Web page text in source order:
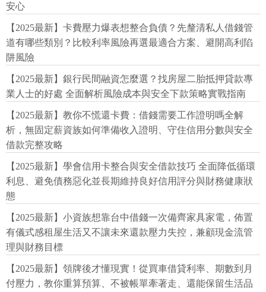
安心
【2025最新】卡費壓力爆表想整合負債？先釐清私人借錢管
道有哪些類別？比較利率風險再選最適合方案、避開高利陷
阱風險
【2025最新】銀行民間融資怎麼選？找房屋二胎抵押貸款專
業人士的好處 全面解析風險成本與安全下款策略實戰指南
【2025最新】教你不慌還卡費：借錢需要工作證明嗎全解
析，無固定薪資族如何準備收入證明、守住信用分數與安全
借款完整攻略
【2025最新】學會信用卡整合與安全借款技巧 全面降低循環
利息、避免債務惡化並長期維持良好信用評分與財務健康狀
態
【2025最新】小資族想靠台中借錢一次備齊家具家電，佈置
有儀式感租屋生活又不讓未來還款壓力失控，兼顧現金流管
理與財務目標
【2025最新】領牌後才懂現實！從買車借貸利率、期數到月
付壓力，教你重算預算、不被帳單牽著走、還能保留生活品